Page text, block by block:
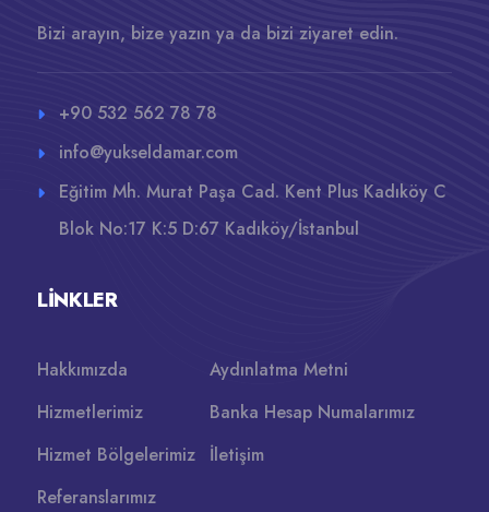
Bizi arayın, bize yazın ya da bizi ziyaret edin.
+90 532 562 78 78
info@yukseldamar.com
Eğitim Mh. Murat Paşa Cad. Kent Plus Kadıköy C
Blok No:17 K:5 D:67 Kadıköy/İstanbul
LINKLER
Hakkımızda
Hizmetlerimiz
Hizmet Bölgelerimiz
Referanslarımız
Aydınlatma Metni
Banka Hesap Numalarımız
İletişim